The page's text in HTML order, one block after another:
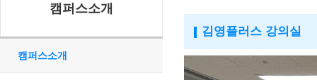
캠퍼스소개
캠퍼스소개
김영플러스 강의실